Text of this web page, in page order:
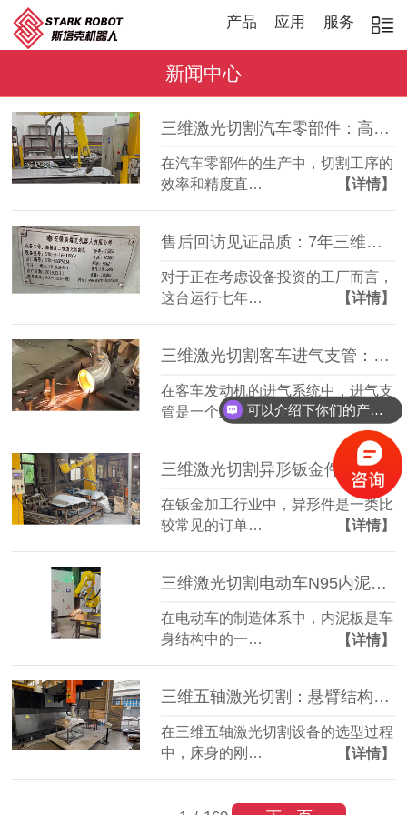
产品 应用 服务
新闻中心
三维激光切割汽车零部件：高效稳定，适配多品种加工
在汽车零部件的生产中，切割工序的
效率和精度直…
【详情】
售后回访见证品质：7年三维激光切割机，稳定如常
对于正在考虑设备投资的工厂而言，
这台运行七年…
【详情】
三维激光切割客车进气支管：复杂管件精准成型
在客车发动机的进气系统中，进气支
管是一个重要…
【详情】
三维激光切割异形钣金件：复杂轮廓一机成型
在钣金加工行业中，异形件是一类比
较常见的订单…
【详情】
三维激光切割电动车N95内泥板：复杂曲面准确成型
在电动车的制造体系中，内泥板是车
身结构中的一…
【详情】
三维五轴激光切割：悬臂结构全铸件床身，搭配柏楚系统更实用
在三维五轴激光切割设备的选型过程
中，床身的刚…
【详情】
可以介绍下你们的产品么？